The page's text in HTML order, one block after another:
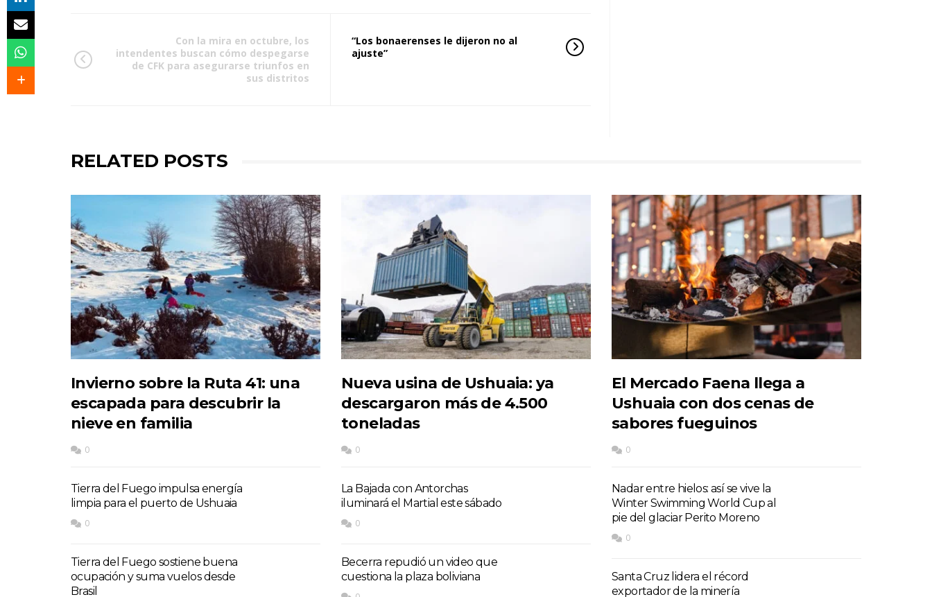
Con la mira en octubre, los
intendentes buscan cómo despegarse
de CFK para asegurarse triunfos en
sus distritos
“Los bonaerenses le dijeron no al
ajuste”
RELATED POSTS
Invierno sobre la Ruta 41: una
escapada para descubrir la
nieve en familia
0
Tierra del Fuego impulsa energía
limpia para el puerto de Ushuaia
0
Tierra del Fuego sostiene buena
ocupación y suma vuelos desde
Brasil
Nueva usina de Ushuaia: ya
descargaron más de 4.500
toneladas
0
La Bajada con Antorchas
iluminará el Martial este sábado
0
Becerra repudió un video que
cuestiona la plaza boliviana
El Mercado Faena llega a
Ushuaia con dos cenas de
sabores fueguinos
0
Nadar entre hielos: así se vive la
Winter Swimming World Cup al
pie del glaciar Perito Moreno
0
Santa Cruz lidera el récord
exportador de la minería